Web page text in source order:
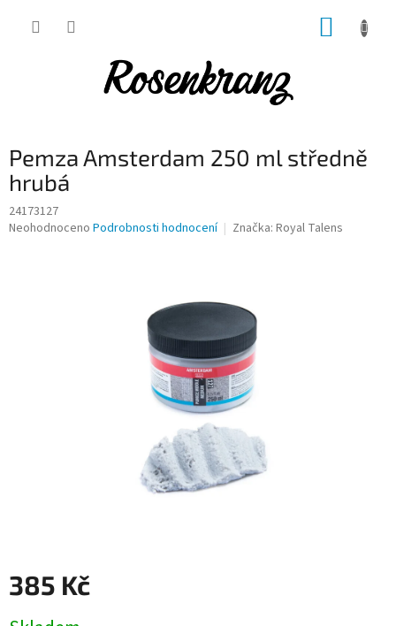
Pemza Amsterdam 250 ml středně
hrubá
24173127
Průměrné
Neohodnoceno Podrobnosti hodnocení Značka: Royal Talens
385 Kč